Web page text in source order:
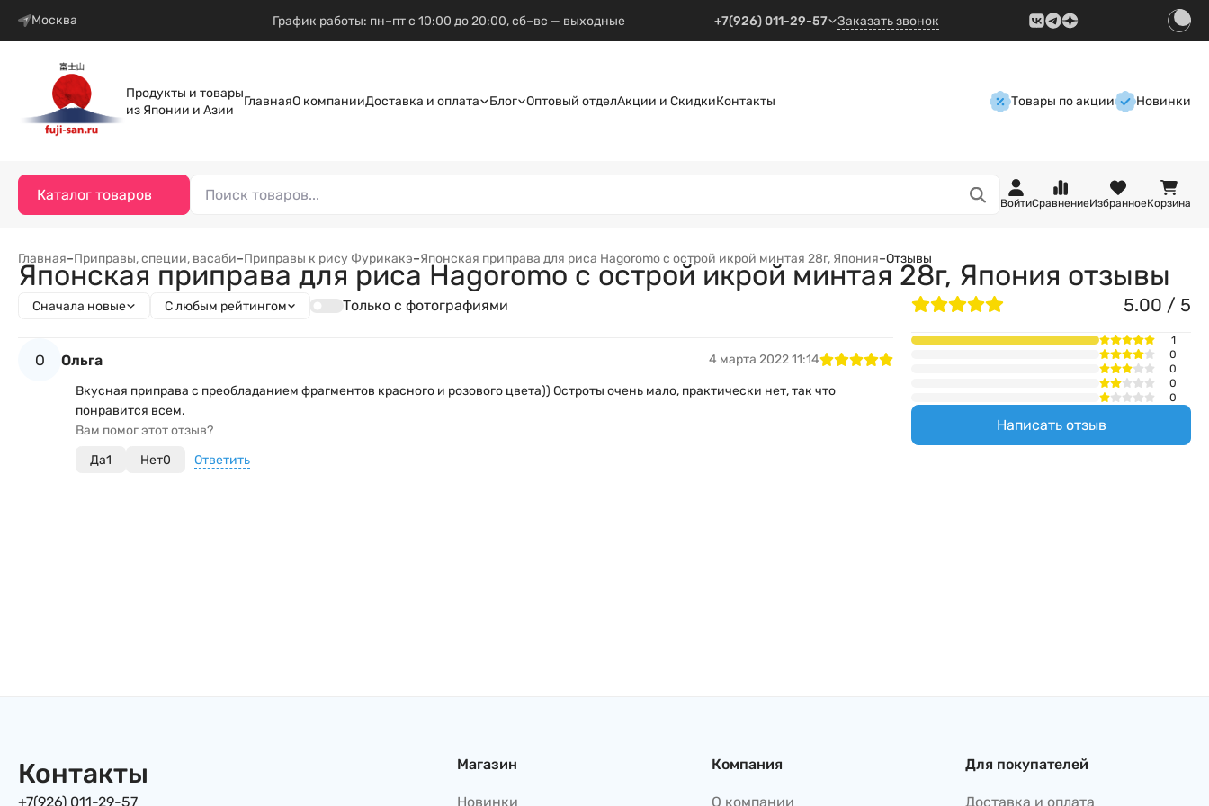
Москва График работы: пн–пт с 10:00 до 20:00, сб–вс — выходные +7(926) 011-29-57 Заказать звонок
Продукты и товары
из Японии и Азии
ГлавнаяО компанииДоставка и оплата Блог Оптовый отделАкции и СкидкиКонтакты Товары по акции Новинки
Каталог товаров
ВойтиСравнениеИзбранноеКорзина
Главная–Приправы, специи, васаби–Приправы к рису Фурикакэ–Японская приправа для риса Hagoromo с острой икрой минтая 28г, Япония–Отзывы
Японская приправа для риса Hagoromo с острой икрой минтая 28г, Япония отзывы
5.00 / 5
1
0
0
0
0
Написать отзыв
Сначала новые С любым рейтингом Только с фотографиями
О Ольга 4 марта 2022 11:14
Вкусная приправа с преобладанием фрагментов красного и розового цвета)) Остроты очень мало, практически нет, так что
понравится всем.
Вам помог этот отзыв?
Да1 Нет0 Ответить
Контакты
+7(926) 011-29-57
Магазин
Новинки
Компания
О компании
Для покупателей
Доставка и оплата